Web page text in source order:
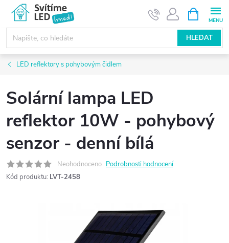
obsah
HLEDAT
NÁKUPNÍ
KOŠÍK
LED reflektory s pohybovým čidlem
Solární lampa LED
reflektor 10W - pohybový
senzor - denní bílá
Neohodnoceno Podrobnosti hodnocení
Kód produktu: LVT-2458